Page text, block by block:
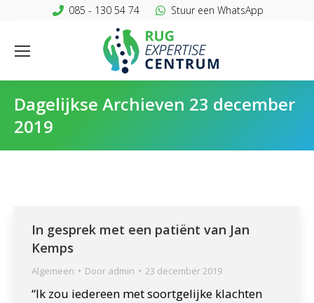
085 - 130 54 74 Stuur een WhatsApp
Dagelijkse Archieven 23 december
2019
In gesprek met een patiënt van Jan
Kemps
Algemeen Door admin 23 december 2019
“Ik zou iedereen met soortgelijke klachten